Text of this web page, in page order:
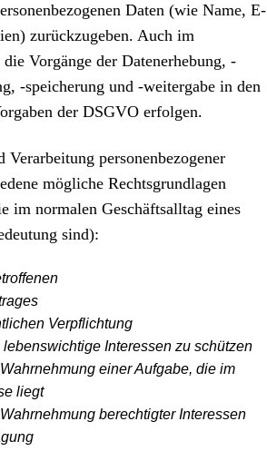
Daten (wie Name, E-
zurückzugeben. Auch im
die Vorgänge der Datenerhebung, -
-speicherung und -weitergabe in den
der DSGVO erfolgen.
Verarbeitung personenbezogener
mögliche Rechtsgrundlagen
im normalen Geschäftsalltag eines
sind):
Verpflichtung
Interessen zu schützen
einer Aufgabe, die im
liegt
berechtigter Interessen